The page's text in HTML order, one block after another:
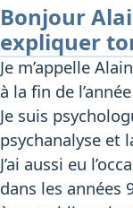
Bonjour
expliquer
Je m’appelle
à la fin de
Je suis
psychanalyse et
J’ai aussi eu
dans les années